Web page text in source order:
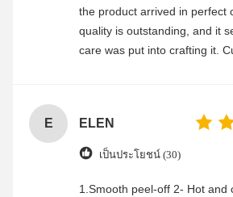
the product arrived in perfect
quality is outstanding, and it
care was put into crafting it.
E ELEN
เป็นประโยชน์ (30)
1.Smooth peel-off 2- Hot and